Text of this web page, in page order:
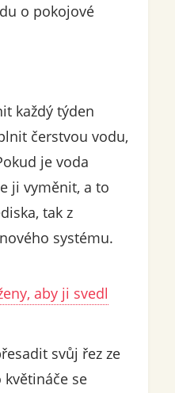
o pokojové
každý týden
čerstvou vodu,
je voda
ji vyměnit, a to
tak z
systému.
aby ji svedl
svůj řez ze
se